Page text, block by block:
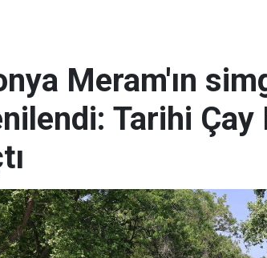
Meram'ın
Tarihi Çay